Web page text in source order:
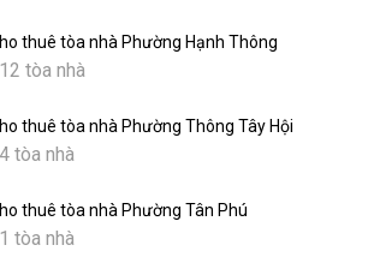
thuê tòa nhà Phường Hạnh Thông
tòa nhà
thuê tòa nhà Phường Thông Tây Hội
tòa nhà
thuê tòa nhà Phường Tân Phú
tòa nhà